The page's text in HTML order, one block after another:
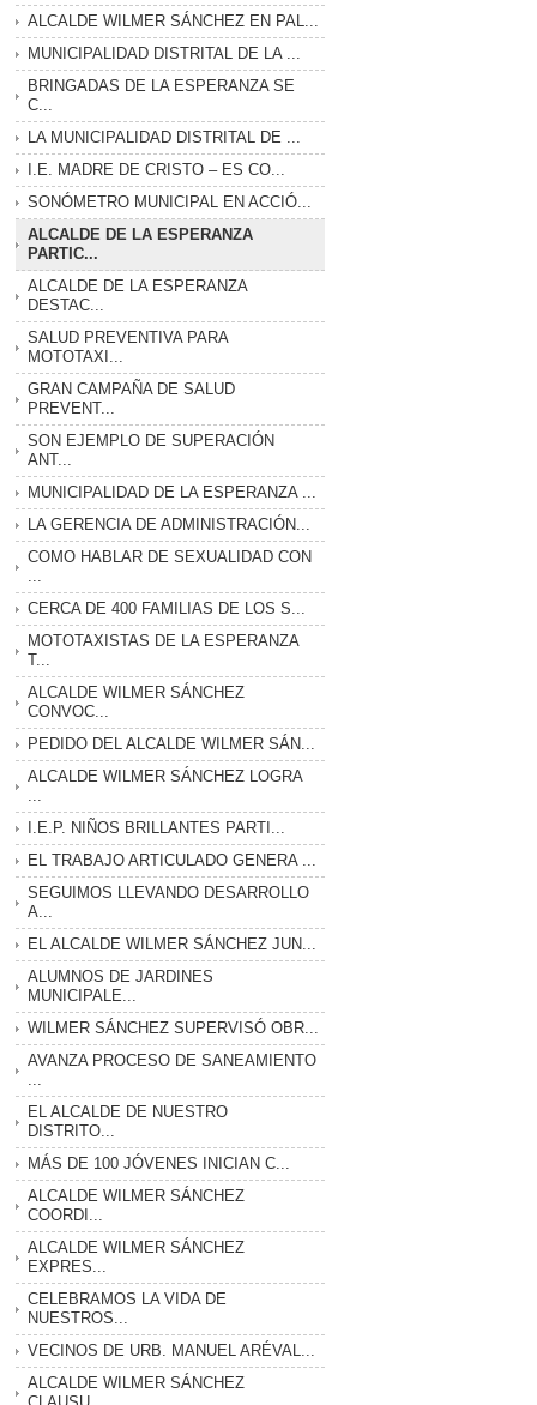
ALCALDE WILMER SÁNCHEZ EN PAL...
MUNICIPALIDAD DISTRITAL DE LA ...
BRINGADAS DE LA ESPERANZA SE
C...
LA MUNICIPALIDAD DISTRITAL DE ...
I.E. MADRE DE CRISTO – ES CO...
SONÓMETRO MUNICIPAL EN ACCIÓ...
ALCALDE DE LA ESPERANZA
PARTIC...
ALCALDE DE LA ESPERANZA
DESTAC...
SALUD PREVENTIVA PARA
MOTOTAXI...
GRAN CAMPAÑA DE SALUD
PREVENT...
SON EJEMPLO DE SUPERACIÓN
ANT...
MUNICIPALIDAD DE LA ESPERANZA ...
LA GERENCIA DE ADMINISTRACIÓN...
COMO HABLAR DE SEXUALIDAD CON
CERCA DE 400 FAMILIAS DE LOS S...
MOTOTAXISTAS DE LA ESPERANZA
T...
ALCALDE WILMER SÁNCHEZ
CONVOC...
PEDIDO DEL ALCALDE WILMER SÁN...
ALCALDE WILMER SÁNCHEZ LOGRA
I.E.P. NIÑOS BRILLANTES PARTI...
EL TRABAJO ARTICULADO GENERA ...
SEGUIMOS LLEVANDO DESARROLLO
A...
EL ALCALDE WILMER SÁNCHEZ JUN...
ALUMNOS DE JARDINES
MUNICIPALE...
WILMER SÁNCHEZ SUPERVISÓ OBR...
AVANZA PROCESO DE SANEAMIENTO
EL ALCALDE DE NUESTRO
DISTRITO...
MÁS DE 100 JÓVENES INICIAN C...
ALCALDE WILMER SÁNCHEZ
COORDI...
ALCALDE WILMER SÁNCHEZ
EXPRES...
CELEBRAMOS LA VIDA DE
NUESTROS...
VECINOS DE URB. MANUEL ARÉVAL...
ALCALDE WILMER SÁNCHEZ